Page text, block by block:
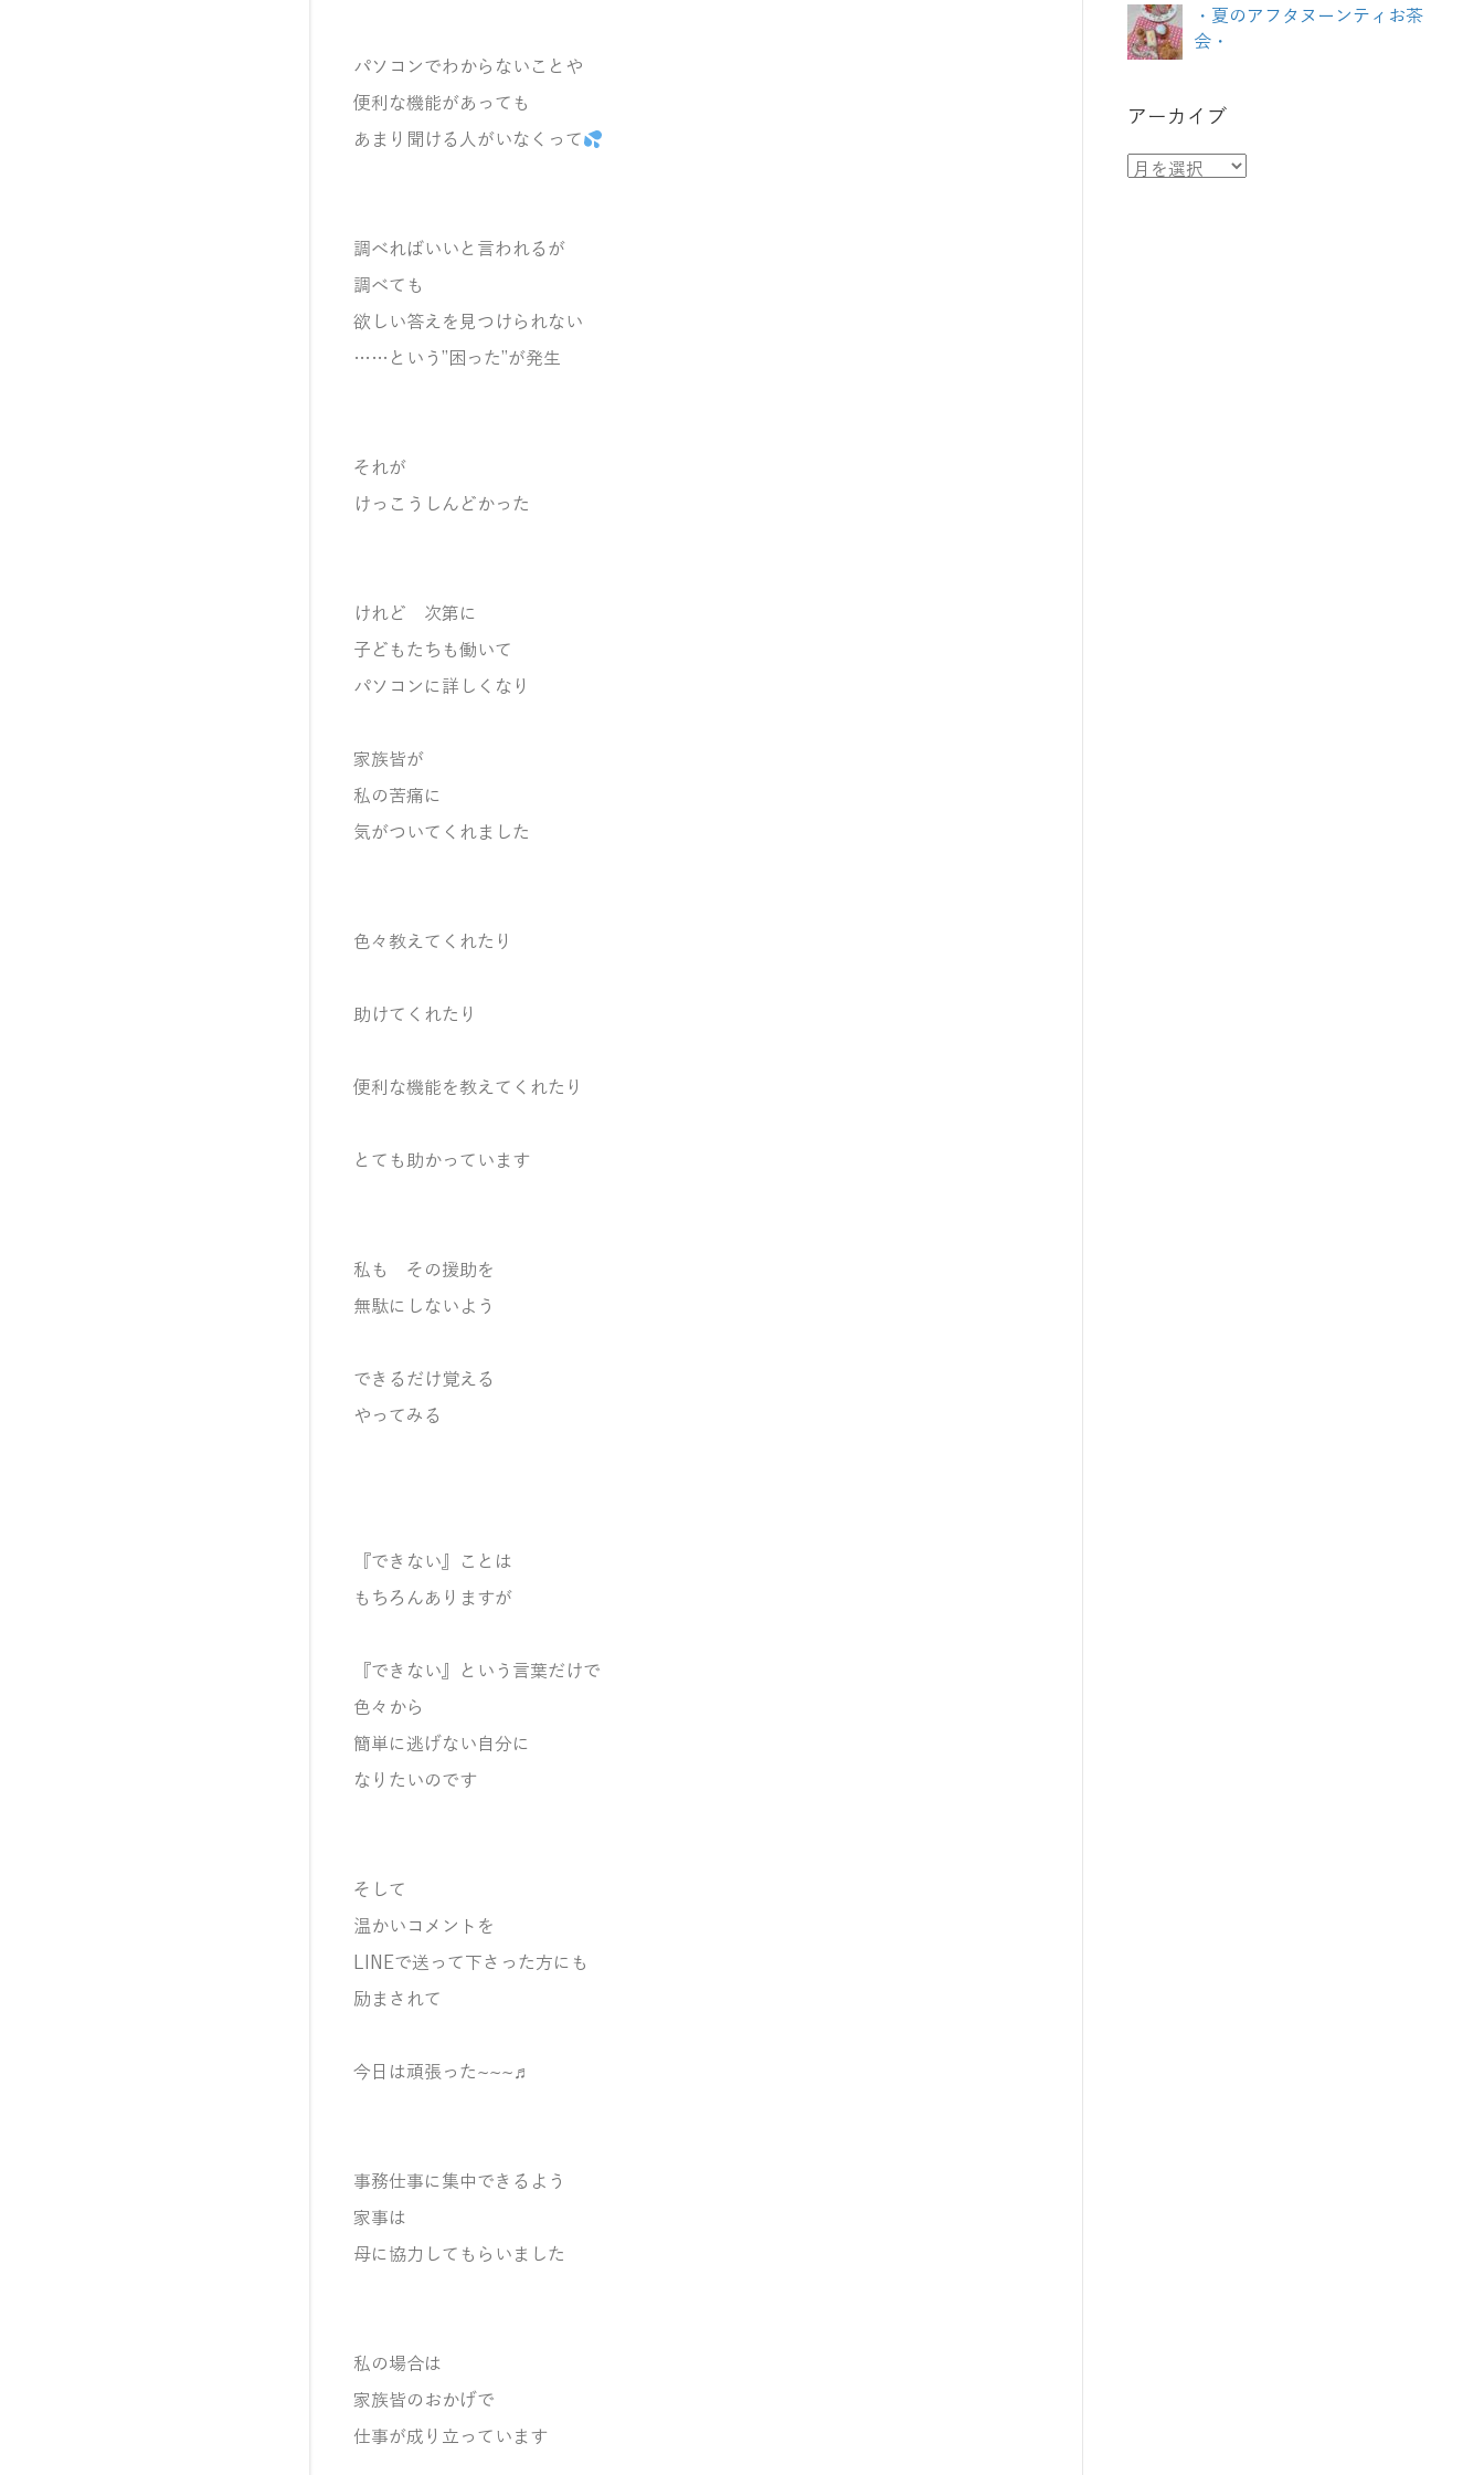
パソコンでわからないことや
便利な機能があっても
あまり聞ける人がいなくって
調べればいいと言われるが
調べても
欲しい答えを見つけられない
……という”困った”が発生
それが
けっこうしんどかった
けれど 次第に
子どもたちも働いて
パソコンに詳しくなり
家族皆が
私の苦痛に
気がついてくれました
色々教えてくれたり
助けてくれたり
便利な機能を教えてくれたり
とても助かっています
私も その援助を
無駄にしないよう
できるだけ覚える
やってみる
『できない』ことは
もちろんありますが
『できない』という言葉だけで
色々から
簡単に逃げない自分に
なりたいのです
そして
温かいコメントを
LINEで送って下さった方にも
励まされて
今日は頑張った~~~♬
事務仕事に集中できるよう
家事は
母に協力してもらいました
私の場合は
家族皆のおかげで
仕事が成り立っています
・夏のアフタヌーンティお茶
会・
アーカイブ
ア